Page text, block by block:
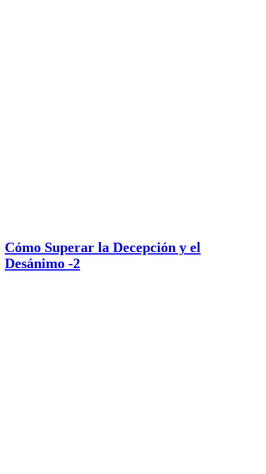
Cómo Superar la Decepción y el
Desánimo -2